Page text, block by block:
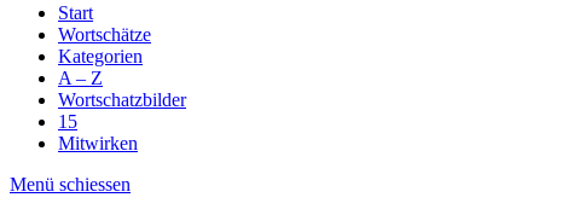
Start
Wortschätze
Kategorien
A – Z
Wortschatzbilder
15
Mitwirken
Menü schiessen